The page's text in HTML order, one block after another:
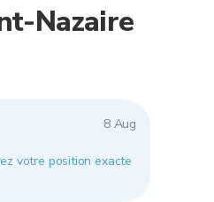
Nazaire
8 Aug
votre position exacte